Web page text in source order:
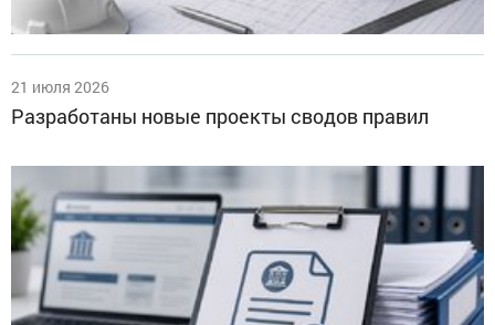
21 июля 2026
Разработаны новые проекты сводов правил